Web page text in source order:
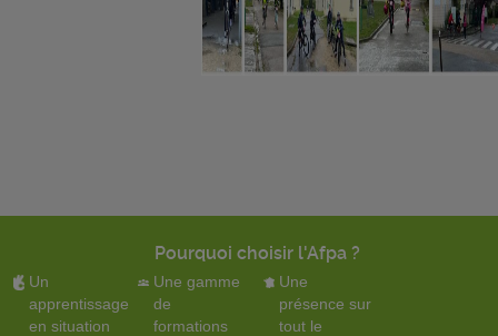
Pourquoi choisir l'Afpa ?
Un
apprentissage
en situation
Une gamme
de
formations
Une
présence sur
tout le